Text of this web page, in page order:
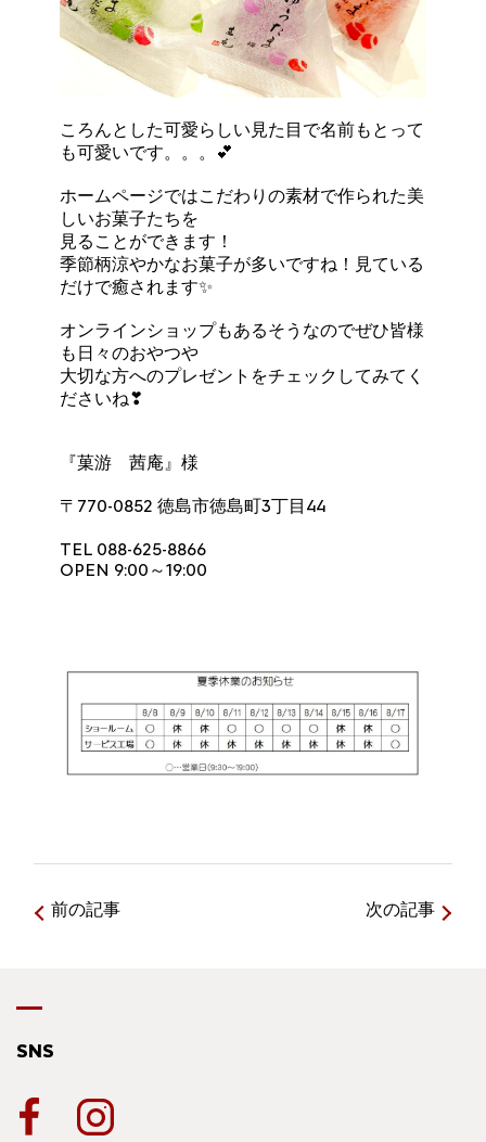
ころんとした可愛らしい見た目で名前もとって
も可愛いです。。。💕
ホームページではこだわりの素材で作られた美
しいお菓子たちを
見ることができます！
季節柄涼やかなお菓子が多いですね！見ている
だけで癒されます✨
オンラインショップもあるそうなのでぜひ皆様
も日々のおやつや
大切な方へのプレゼントをチェックしてみてく
ださいね❣
『菓游 茜庵』様
〒770-0852 徳島市徳島町3丁目44
TEL 088-625-8866
OPEN 9:00～19:00
前の記事 次の記事
SNS